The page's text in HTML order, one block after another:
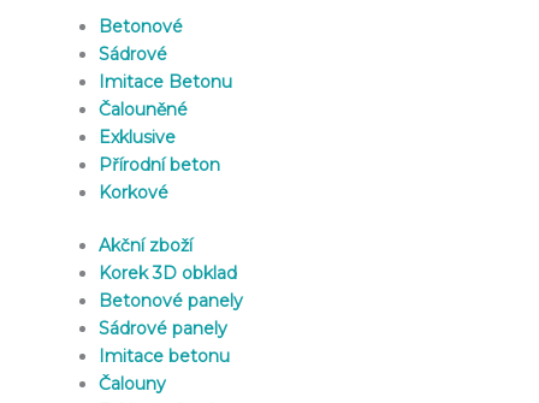
Betonové
Sádrové
Imitace Betonu
Čalouněné
Exklusive
Přírodní beton
Korkové
Akční zboží
Korek 3D obklad
Betonové panely
Sádrové panely
Imitace betonu
Čalouny